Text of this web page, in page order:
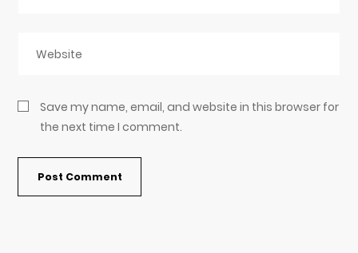
Save my name, email, and website in this browser for
the next time I comment.